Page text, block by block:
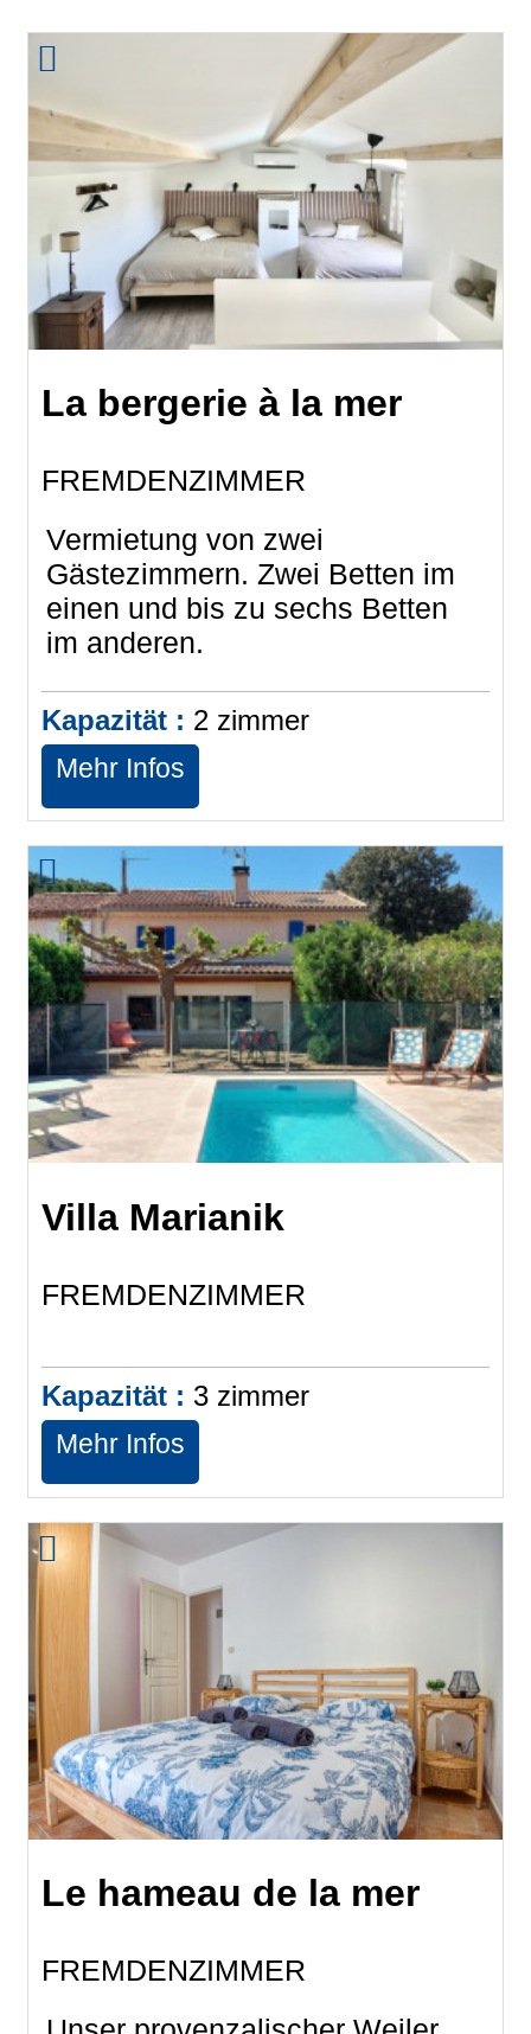
La bergerie à la mer
FREMDENZIMMER
Vermietung von zwei
Gästezimmern. Zwei Betten im
einen und bis zu sechs Betten
im anderen.
Kapazität : 2 zimmer
Mehr Infos
Villa Marianik
FREMDENZIMMER
Kapazität : 3 zimmer
Mehr Infos
Le hameau de la mer
FREMDENZIMMER